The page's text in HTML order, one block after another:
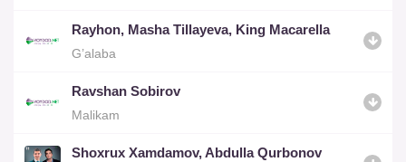
Rayhon, Masha Tillayeva, King Macarella
G’alaba
Ravshan Sobirov
Malikam
Shoxrux Xamdamov, Abdulla Qurbonov